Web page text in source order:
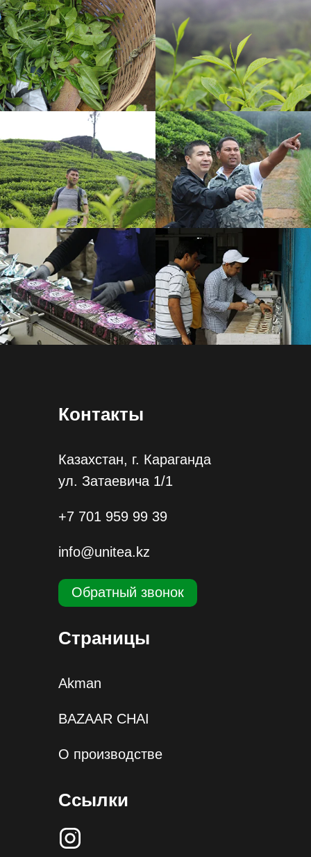
Контакты
Казахстан, г. Караганда
ул. Затаевича 1/1
+7 701 959 99 39
info@unitea.kz
Обратный звонок
О производстве
Akman
BAZAAR CHAI
Страницы
Ссылки